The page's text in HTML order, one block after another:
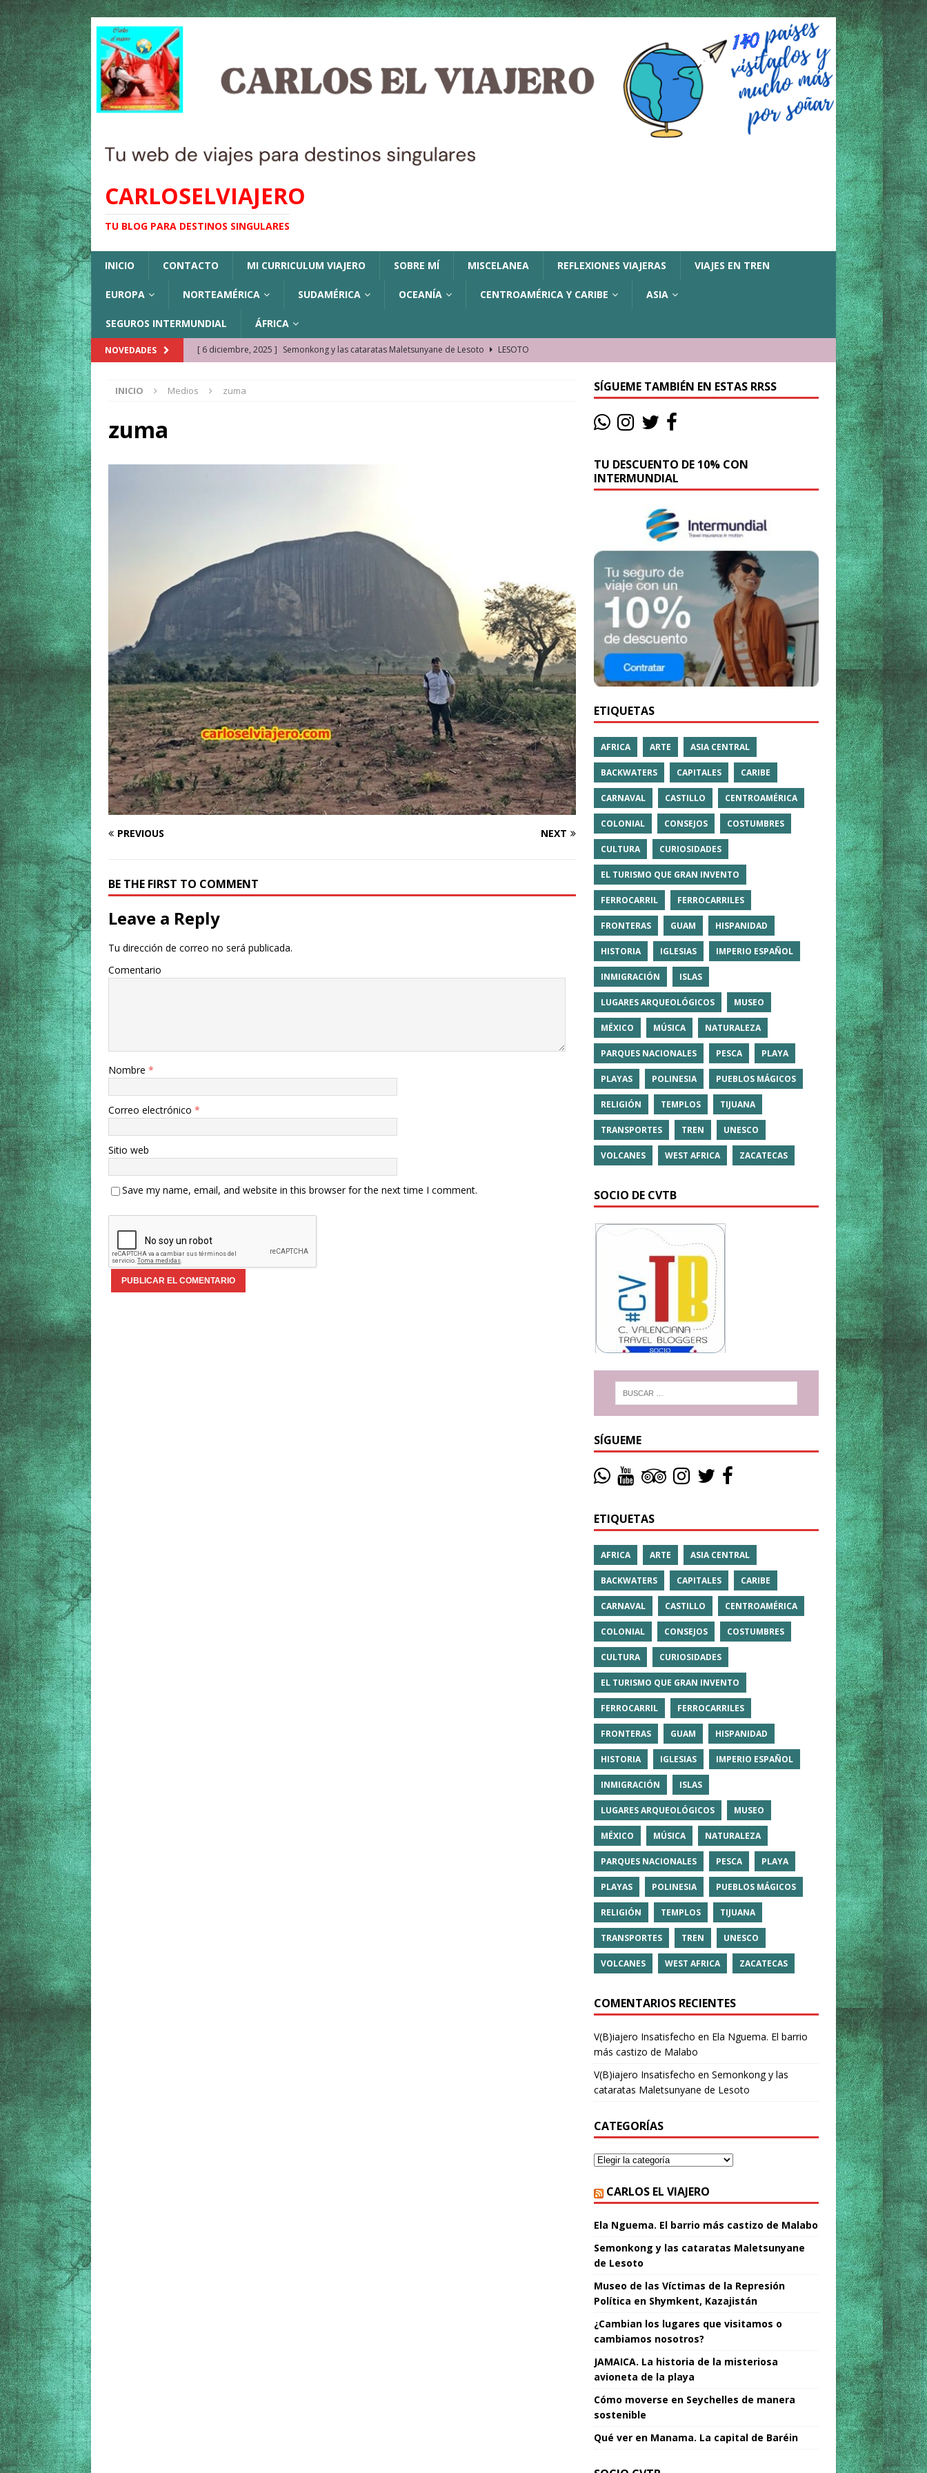
CARLOSELVIAJERO
TU BLOG PARA DESTINOS SINGULARES
INICIO CONTACTO MI CURRICULUM VIAJERO SOBRE MÍ MISCELANEA REFLEXIONES VIAJERAS VIAJES EN TREN
EUROPA NORTEAMÉRICA SUDAMÉRICA OCEANÍA CENTROAMÉRICA Y CARIBE ASIA
SEGUROS INTERMUNDIAL ÁFRICA
NOVEDADES [ 6 diciembre, 2025 ] Semonkong y las cataratas Maletsunyane de Lesoto
LESOTO
KAZAJISTÁN
[ 9 octubre, 2025 ] JAMAICA. La historia de la misteriosa avioneta de la playa
Ela Nguema. El barrio más castizo de Malabo
INICIO Medios zuma
zuma
PREVIOUS NEXT
BE THE FIRST TO COMMENT
Leave a Reply
Tu dirección de correo no será publicada.
Comentario
Nombre *
Correo electrónico *
Sitio web
Save my name, email, and website in this browser for the next time I comment.
SÍGUEME TAMBIÉN EN ESTAS RRSS
TU DESCUENTO DE 10% CON
INTERMUNDIAL
ETIQUETAS
AFRICA ARTE ASIA CENTRAL
BACKWATERS CAPITALES CARIBE
CARNAVAL CASTILLO CENTROAMÉRICA
COLONIAL CONSEJOS COSTUMBRES
CULTURA CURIOSIDADES
EL TURISMO QUE GRAN INVENTO
FERROCARRIL FERROCARRILES
FRONTERAS GUAM HISPANIDAD
HISTORIA IGLESIAS IMPERIO ESPAÑOL
INMIGRACIÓN ISLAS
LUGARES ARQUEOLÓGICOS MUSEO
MÉXICO MÚSICA NATURALEZA
PARQUES NACIONALES PESCA PLAYA
PLAYAS POLINESIA PUEBLOS MÁGICOS
RELIGIÓN TEMPLOS TIJUANA
TRANSPORTES TREN UNESCO
VOLCANES WEST AFRICA ZACATECAS
SOCIO DE CVTB
SÍGUEME
ETIQUETAS
AFRICA ARTE ASIA CENTRAL
BACKWATERS CAPITALES CARIBE
CARNAVAL CASTILLO CENTROAMÉRICA
COLONIAL CONSEJOS COSTUMBRES
CULTURA CURIOSIDADES
EL TURISMO QUE GRAN INVENTO
FERROCARRIL FERROCARRILES
FRONTERAS GUAM HISPANIDAD
HISTORIA IGLESIAS IMPERIO ESPAÑOL
INMIGRACIÓN ISLAS
LUGARES ARQUEOLÓGICOS MUSEO
MÉXICO MÚSICA NATURALEZA
PARQUES NACIONALES PESCA PLAYA
PLAYAS POLINESIA PUEBLOS MÁGICOS
RELIGIÓN TEMPLOS TIJUANA
TRANSPORTES TREN UNESCO
VOLCANES WEST AFRICA ZACATECAS
COMENTARIOS RECIENTES
V(B)iajero Insatisfecho en Ela Nguema. El barrio
más castizo de Malabo
V(B)iajero Insatisfecho en Semonkong y las
cataratas Maletsunyane de Lesoto
CATEGORÍAS
CARLOS EL VIAJERO
Ela Nguema. El barrio más castizo de Malabo
Semonkong y las cataratas Maletsunyane
de Lesoto
Museo de las Víctimas de la Represión
Política en Shymkent, Kazajistán
¿Cambian los lugares que visitamos o
cambiamos nosotros?
JAMAICA. La historia de la misteriosa
avioneta de la playa
Cómo moverse en Seychelles de manera
sostenible
Qué ver en Manama. La capital de Baréin